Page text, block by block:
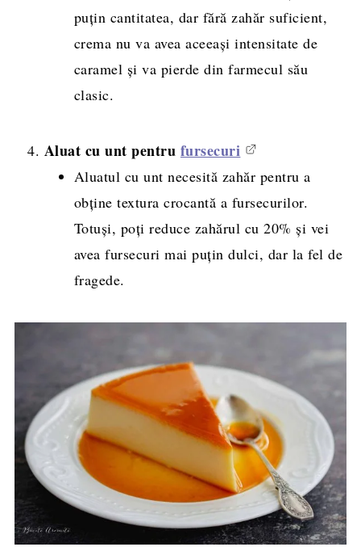
puțin cantitatea, dar fără zahăr suficient,
crema nu va avea aceeași intensitate de
caramel și va pierde din farmecul său
clasic.
Aluat cu unt pentru fursecuri
Aluatul cu unt necesită zahăr pentru a
obține textura crocantă a fursecurilor.
Totuși, poți reduce zahărul cu 20% și vei
avea fursecuri mai puțin dulci, dar la fel de
fragede.